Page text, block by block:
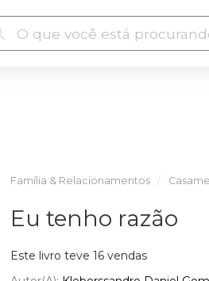
Família & Relacionamentos
Eu tenho razão
Este livro teve 16 vendas